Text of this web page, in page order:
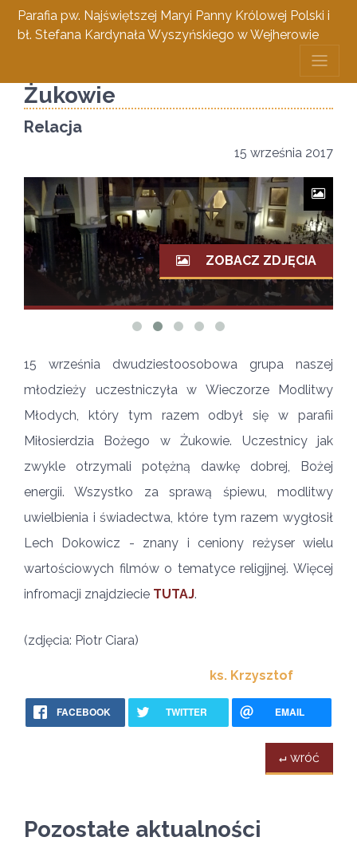
Parafia pw. Najświętszej Maryi Panny Królowej Polski i
bł. Stefana Kardynała Wyszyńskiego w Wejherowie
Nasza młodzież na WMM w
Żukowie
Relacja
15 września 2017
ZOBACZ ZDJĘCIA
15 września dwudziestoosobowa grupa naszej
młodzieży uczestniczyła w Wieczorze Modlitwy
Młodych, który tym razem odbył się w parafii
Miłosierdzia Bożego w Żukowie. Uczestnicy jak
zwykle otrzymali potężną dawkę dobrej, Bożej
energii. Wszystko za sprawą śpiewu, modlitwy
uwielbienia i świadectwa, które tym razem wygłosił
Lech Dokowicz - znany i ceniony reżyser wielu
wartościowych filmów o tematyce religijnej. Więcej
infromacji znajdziecie TUTAJ.
(zdjęcia: Piotr Ciara)
ks. Krzysztof
FACEBOOK TWITTER EMAIL
↵ wróć
Pozostałe aktualności